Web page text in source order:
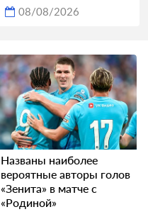
08/08/2026
Названы наиболее
вероятные авторы голов
«Зенита» в матче с
«Родиной»